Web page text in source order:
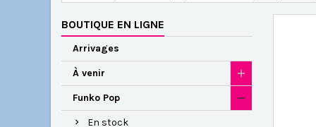
BOUTIQUE EN LIGNE
Arrivages
À venir
Funko Pop
En stock